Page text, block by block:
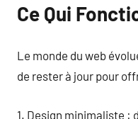
Ce Qui
Le monde du web
de rester à jour pour
1. Design minimaliste :